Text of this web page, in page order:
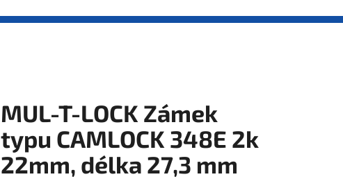
košík
MUL-T-LOCK Zámek
typu CAMLOCK 348E 2k
22mm, délka 27,3 mm